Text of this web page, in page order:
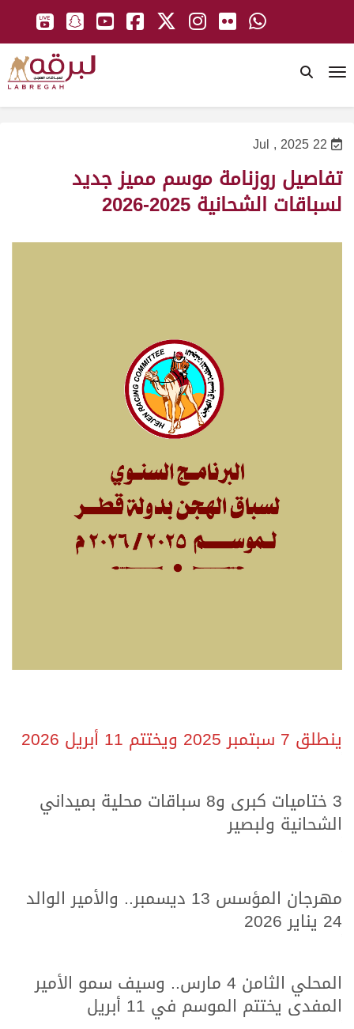
22 Jul , 2025
تفاصيل روزنامة موسم مميز جديد
لسباقات الشحانية 2025-2026
ينطلق 7 سبتمبر 2025 ويختتم 11 أبريل 2026
3 ختاميات كبرى و8 سباقات محلية بميداني
الشحانية ولبصير
مهرجان المؤسس 13 ديسمبر.. والأمير الوالد
24 يناير 2026
المحلي الثامن 4 مارس.. وسيف سمو الأمير
المفدى يختتم الموسم في 11 أبريل